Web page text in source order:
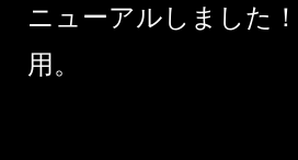
ニューアルしました！
用。